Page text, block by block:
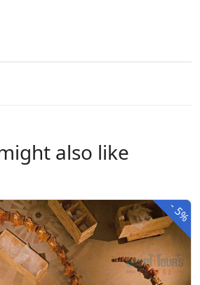
also like
-
5%